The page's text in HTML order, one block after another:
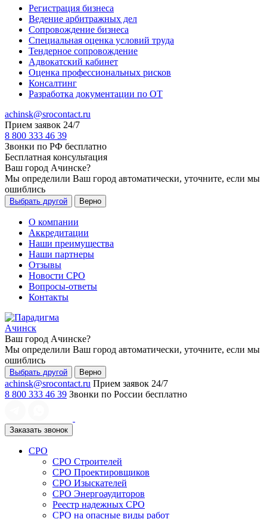
Регистрация бизнеса
Ведение арбитражных дел
Сопровождение бизнеса
Специальная оценка условий труда
Тендерное сопровождение
Адвокатский кабинет
Оценка профессиональных рисков
Консалтинг
Разработка документации по ОТ
achinsk@srocontact.ru
Прием заявок 24/7
8 800 333 46 39
Звонки по РФ бесплатно
Бесплатная консультация
Ваш город Ачинске?
Мы определили Ваш город автоматически, уточните, если мы
ошиблись
Выбрать другой Верно
О компании
Аккредитации
Наши преимущества
Наши партнеры
Отзывы
Новости СРО
Вопросы-ответы
Контакты
Ачинск
Ваш город Ачинске?
Мы определили Ваш город автоматически, уточните, если мы
ошиблись
Выбрать другой Верно
achinsk@srocontact.ru Прием заявок 24/7
8 800 333 46 39 Звонки по России бесплатно
Заказать звонок
СРО
СРО Строителей
СРО Проектировщиков
СРО Изыскателей
СРО Энергоаудиторов
Реестр надежных СРО
СРО на опасные виды работ